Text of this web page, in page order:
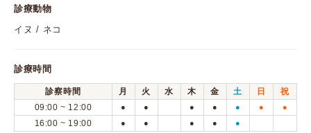
診療動物
イヌ / ネコ
診療時間
診察時間 月 火 水 木 金 土 日
祝
09:00 ~ 12:00
● ● ● ● ● ● ●
16:00 ~ 19:00 ● ● ● ● ●